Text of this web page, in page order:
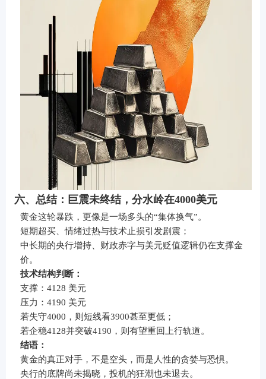
六、总结：巨震未终结，分水岭在4000美元
黄金这轮暴跌，更像是一场多头的“集体换气”。
短期超买、情绪过热与技术止损引发剧震；
中长期的央行增持、财政赤字与美元贬值逻辑仍在支撑金
价。
技术结构判断：
支撑：4128 美元
压力：4190 美元
若失守4000，则短线看3900甚至更低；
若企稳4128并突破4190，则有望重回上行轨道。
结语：
黄金的真正对手，不是空头，而是人性的贪婪与恐惧。
央行的底牌尚未揭晓，投机的狂潮也未退去。